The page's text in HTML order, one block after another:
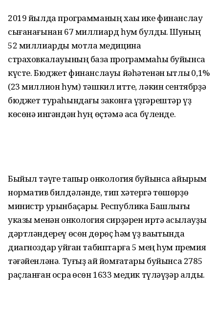
2019 йылда программаның хаҡы ике финанслау
сығанағынан 67 миллиард һум булды. Шуның
52 миллиарды мотлаҡ медицина
страховкалауының база программаһы буйынса
күсте. Бюджет финанслауы йәһәтенән ҡытлыҡ 0,1%
(23 миллион һум) тәшкил итте, ләкин сентябрҙә
бюджет тураһындағы законға үҙгәрештәр үҙ
көсөнә ингәндән һуң өҫтәмә аҡса бүленде.
Быйыл тәүге тапҡыр онкология буйынса айырым
норматив билдәләнде, тип хәтергә төшөрҙө
министр урынбаҫары. Республика Башлығы
указы менән онкология сирҙәрен иртә асыҡлауҙы
дәртләндереү өсөн дөрөҫ һәм үҙ ваҡытында
диагноздар ҡуйған табиптарға 5 мең һум премия
тәғәйенләнә. Туғыҙ ай йомғаҡтары буйынса 2785
раҫланған осраҡ өсөн 1633 медик түләүҙәр алды.